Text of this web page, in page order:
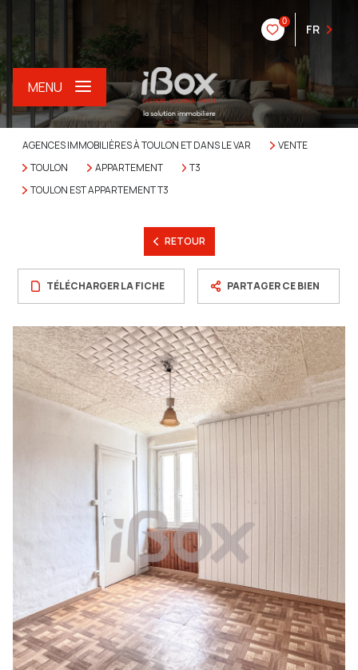
0
FR
MENU
AGENCES IMMOBILIÈRES À TOULON ET DANS LE VAR
VENTE
TOULON
APPARTEMENT
T3
TOULON EST APPARTEMENT T3
RETOUR
TÉLÉCHARGER LA FICHE PARTAGER CE BIEN